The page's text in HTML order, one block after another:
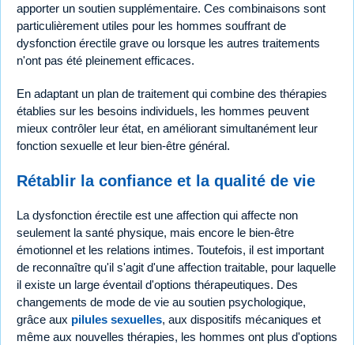
apporter un soutien supplémentaire. Ces combinaisons sont
particulièrement utiles pour les hommes souffrant de
dysfonction érectile grave ou lorsque les autres traitements
n'ont pas été pleinement efficaces.
En adaptant un plan de traitement qui combine des thérapies
établies sur les besoins individuels, les hommes peuvent
mieux contrôler leur état, en améliorant simultanément leur
fonction sexuelle et leur bien-être général.
Rétablir la confiance et la qualité de vie
La dysfonction érectile est une affection qui affecte non
seulement la santé physique, mais encore le bien-être
émotionnel et les relations intimes. Toutefois, il est important
de reconnaître qu'il s'agit d'une affection traitable, pour laquelle
il existe un large éventail d'options thérapeutiques. Des
changements de mode de vie au soutien psychologique,
grâce aux pilules sexuelles, aux dispositifs mécaniques et
même aux nouvelles thérapies, les hommes ont plus d'options